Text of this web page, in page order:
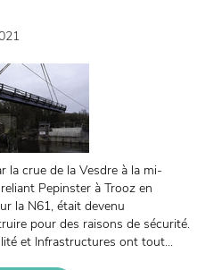
la crue de la Vesdre à la mi-
Pepinster à Trooz en
la N61, était devenu
pour des raisons de sécurité.
et Infrastructures ont tout...